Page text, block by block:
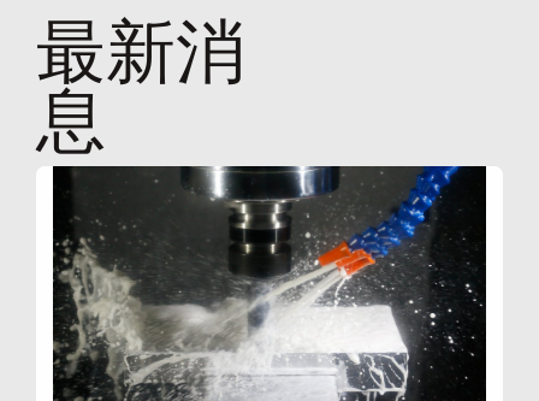
最新消
息